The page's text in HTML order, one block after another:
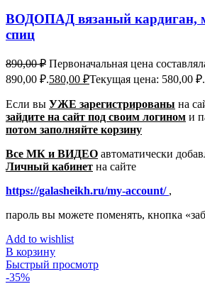
ВОДОПАД вязаный кардиган,
спиц
890,00₽ Первоначальная цена
890,00 ₽.580,00 ₽Текущая цена: 580,00 ₽.
Если вы УЖЕ зарегистрированы на
зайдите на сайт под своим логином и
потом заполняйте корзину
Все МК и ВИДЕО автоматически
Личный кабинет на сайте
https://galasheikh.ru/my-account/ ,
пароль вы можете поменять, кнопка
Add to wishlist
В корзину
Быстрый просмотр
-35%